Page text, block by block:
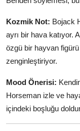
Kozmik Not: Bojack
ayrı bir hava katıyor.
özgü bir hayvan
zenginleştiriyor.
Mood Önerisi:
Horseman izle ve
içindeki boşluğu